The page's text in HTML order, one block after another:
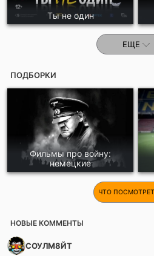
Ты не один
ЕЩЕ
ПОДБОРКИ
Фильмы про войну:
немецкие
ЧТО
НОВЫЕ КОММЕНТЫ
СОУЛМ8ЙТ